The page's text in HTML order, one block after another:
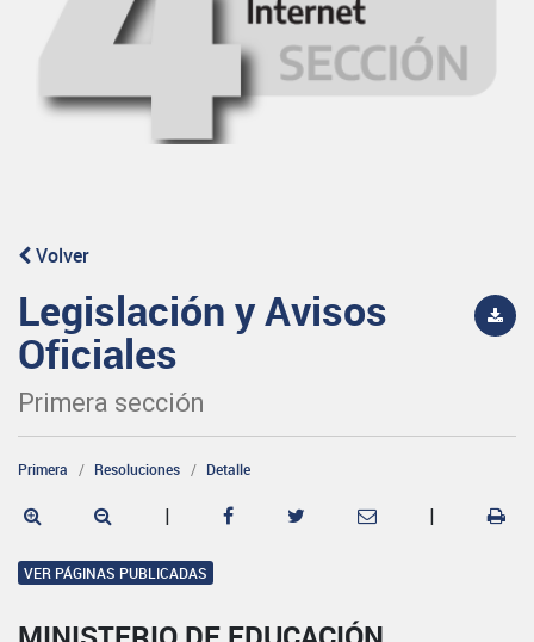
Volver
Legislación y Avisos
Oficiales
Primera sección
Primera Resoluciones Detalle
| |
VER PÁGINAS PUBLICADAS